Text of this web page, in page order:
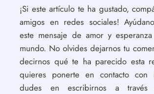
¡Si este artículo te ha gustado,
amigos en redes sociales!
este mensaje de amor y
mundo. No olvides dejarnos tu
decirnos qué te ha parecido esta
quieres ponerte en contacto con
dudes en escribirnos a través